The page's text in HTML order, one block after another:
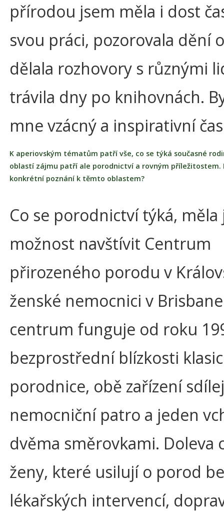
přírodou jsem měla i dost
svou práci, pozorovala dění
dělala rozhovory s různými
trávila dny po knihovnách.
mne vzácný a inspirativní
K aperiovským tématům patří vše, co se týká současné
oblastí zájmu patří ale porodnictví a rovným příležitostem.
konkrétní poznání k těmto oblastem?
Co se porodnictví týká, měla
možnost navštívit Centrum
přirozeného porodu v
ženské nemocnici v
centrum funguje od roku
bezprostřední blízkosti
porodnice, obě zařízení
nemocniční patro a jeden
dvěma směrovkami. Doleva
ženy, které usilují o porod
lékařských intervencí,